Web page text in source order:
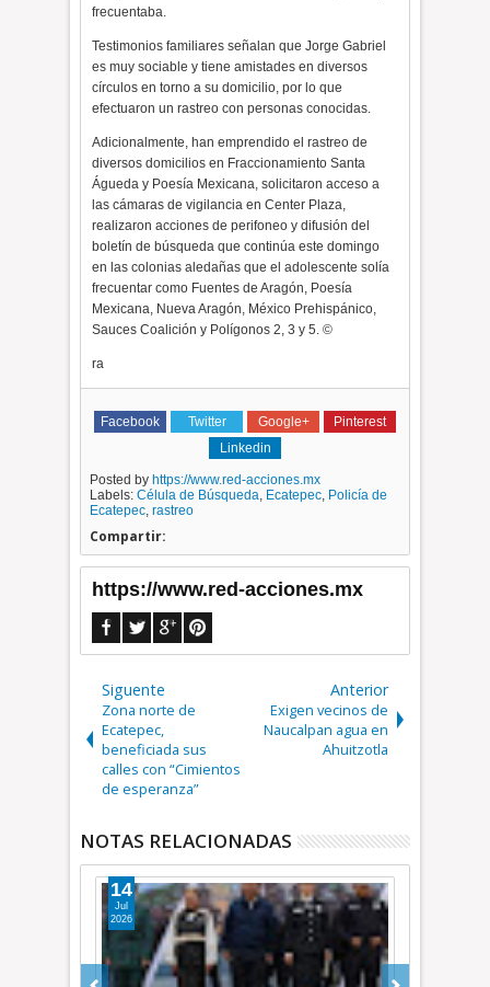
frecuentaba.
Testimonios familiares señalan que Jorge Gabriel
es muy sociable y tiene amistades en diversos
círculos en torno a su domicilio, por lo que
efectuaron un rastreo con personas conocidas.
Adicionalmente, han emprendido el rastreo de
diversos domicilios en Fraccionamiento Santa
Águeda y Poesía Mexicana, solicitaron acceso a
las cámaras de vigilancia en Center Plaza,
realizaron acciones de perifoneo y difusión del
boletín de búsqueda que continúa este domingo
en las colonias aledañas que el adolescente solía
frecuentar como Fuentes de Aragón, Poesía
Mexicana, Nueva Aragón, México Prehispánico,
Sauces Coalición y Polígonos 2, 3 y 5. ©
ra
Facebook Twitter Google+
Pinterest
Linkedin
Posted by https://www.red-acciones.mx
Labels:Célula de Búsqueda, Ecatepec, Policía de
Ecatepec,rastreo
Compartir:
https://www.red-acciones.mx
Siguente
Zona norte de
Ecatepec,
beneficiada sus
calles con “Cimientos
de esperanza”
Anterior
Exigen vecinos de
Naucalpan agua en
Ahuitzotla
NOTAS RELACIONADAS
08
Jul
2026